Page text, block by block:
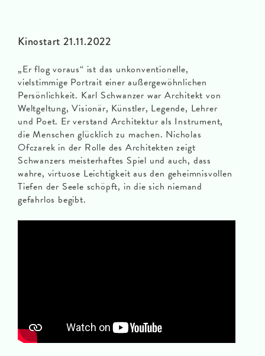
Kinostart 21.11.2022
„Er flog voraus“ ist das unkonventionelle,
vielstimmige Portrait einer außergewöhnlichen
Persönlichkeit. Karl Schwanzer war Architekt von
Weltgeltung, Visionär, Künstler, Legende, Lehrer
und Poet. Er verstand Architektur als Instrument,
die Menschen glücklich zu machen. Nicholas
Ofczarek in der Rolle des Architekten zeigt
Schwanzers meisterhaftes Spiel und auch, dass
wahre, virtuose Leichtigkeit aus den geheimnisvollen
Tiefen der Seele schöpft, in die sich niemand
gefahrlos begibt.